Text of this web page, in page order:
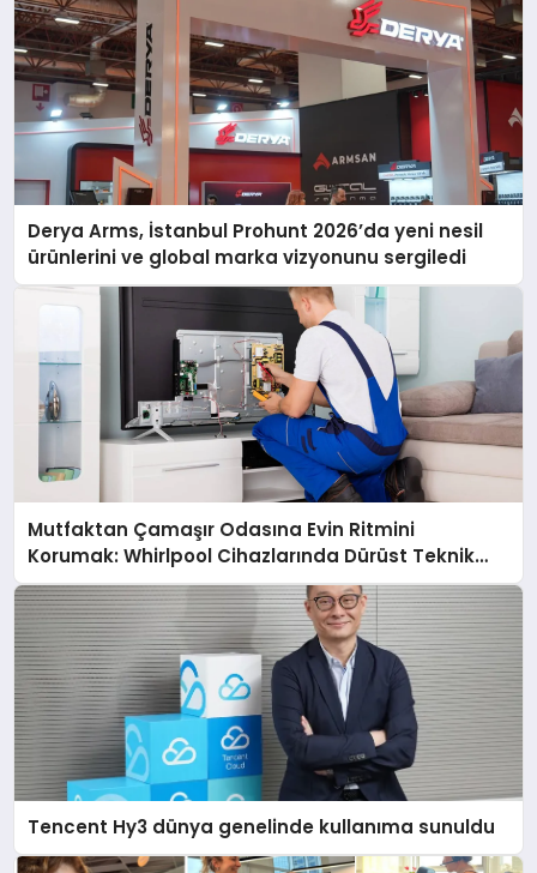
Derya Arms, İstanbul Prohunt 2026’da yeni nesil
ürünlerini ve global marka vizyonunu sergiledi
Mutfaktan Çamaşır Odasına Evin Ritmini
Korumak: Whirlpool Cihazlarında Dürüst Teknik
Destek Deneyimi
Tencent Hy3 dünya genelinde kullanıma sunuldu